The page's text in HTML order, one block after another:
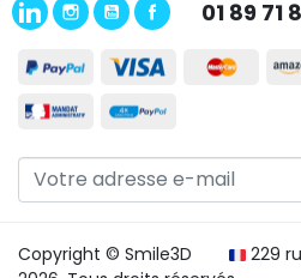
01 89 71
229
Copyright © Smile3D